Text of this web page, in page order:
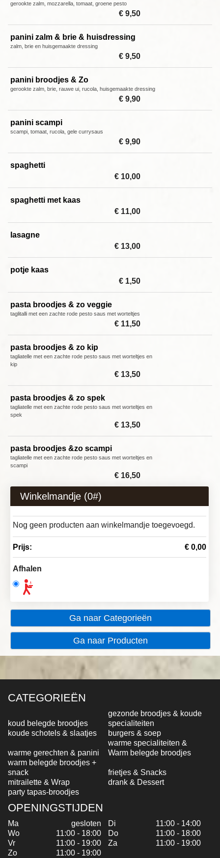
gerookte zalm, mozzarella, tomaat, groene pesto
€ 9,50
panini zalm & brie & huisdressing
zalm, brie en huisgemaakte dressing
€ 9,50
panini broodjes & Zo
gerookte zalm, brie, rauwe ui, rucola, huisgemaakte dressing
€ 9,90
panini scampi
scampi, tomaat, rucola, gele currysaus
€ 9,90
spaghetti
€ 10,00
spaghetti met kaas
€ 11,00
lasagne
€ 13,00
potje kaas
€ 1,50
pasta broodjes & zo veggie
taglitalli met een zachte rode pesto saus met worteltjes
€ 11,50
pasta broodjes & zo kip
tagliatelle met een zachte rode pesto saus met worteltjes en
kip
€ 13,50
pasta broodjes & zo spek
tagliatelle met een zachte rode pesto saus met worteltjes en
spek
€ 13,50
pasta broodjes &zo scampi
tagliatelle met een zachte rode pesto saus met worteltjes en
scampi
€ 16,50
Winkelmandje (0#)
Nog geen producten aan winkelmandje toegevoegd.
Prijs: € 0,00
Afhalen
Ga naar Categorieën
Ga naar Producten
CATEGORIEËN
koud belegde broodjes
gezonde broodjes & koude
specialiteiten
koude schotels & slaatjes
burgers & soep
warme gerechten & panini
warme specialiteiten &
Warm belegde broodjes
warm belegde broodjes +
snack
frietjes & Snacks
mitrailette & Wrap
drank & Dessert
party tapas-broodjes
OPENINGSTIJDEN
Ma gesloten Di
11:00 - 14:00
Wo
11:00 - 18:00 Do
11:00 - 18:00
Vr
11:00 - 19:00 Za
11:00 - 19:00
Zo
11:00 - 19:00